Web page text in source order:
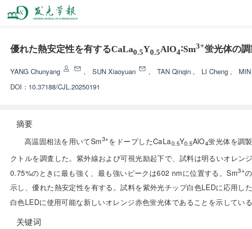
優れた熱安定性を有するCaLa0.5Y0.5AlO4∶Sm3+蛍光体の
YANG Chunyang , SUN Xiaoyuan , TAN Qinqin , LI Cheng ,
DOI： 10.37188/CJL.20250191
摘要
高温固相法を用いてSm3+をドープしたCaLa0.5Y0.5AlO4蛍光体を調
クトルを調査した。紫外線および可視光励起下で、試料は明るいオレン
0.75%のときに最も強く、最も強いピークは602 nmに位置する。Sm3+
示し、優れた熱安定性を有する。試料を紫外光チップ白色LEDに応用
白色LEDに使用可能な新しいオレンジ赤色蛍光体であることを示している
关键词